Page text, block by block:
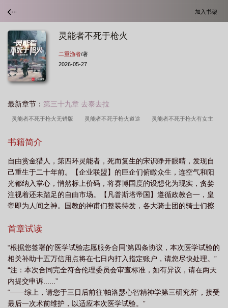
加入书架
灵能者不死于枪火
二重渔者/著
2026-05-27
最新章节： 第三十九章 去泰去拉
灵能者不死于枪火无错版 灵能者不死于枪火道途 灵能者不死于枪火有女主
重渔者 灵能者不死于枪火百度百科
枪火主角能力 灵能者不死于枪火免费 灵能者不死于枪火精校 灵能者不死于
枪火百度 灵能者不死于枪火免费阅读 灵能者不死于枪火六大道途 灵能者不
死于枪火完整阅读 灵能者不死于枪火TXT百度 灵能者不死于枪火女主 灵能
者不死于枪火起点 灵能者不死于枪火TXT免费 灵能者不死于枪火TXT版
书籍简介
自由赏金猎人，第四环灵能者，死而复生的宋识睁开眼睛，发现自
己重生于二十年前。【企业联盟】的巨企们俯瞰众生，连空气和阳
光都纳入掌心，悄然标上价码，将赛博国度的设想化为现实，贪婪
注视着还未踏足的自由市场。【凡普斯塔帝国】遵循政教合一，皇
帝即为人间之神。国教的神甫们整装待发，各大骑士团的骑士们擦
光。还有内部矛盾越发激烈的【泛东大陆联合体】、理想乌托邦
久，席卷整颗星球的战火不可避免。植入义体、灵能者与灵能道
途、空天母舰、巨构奇观、技术奇点、星坠、堕化网域......理想，困
惑，惊异，未来。这些都可以先放到一边。宋识愉快地作出决定。
第一步，恢复力量。第二步，依次去问候一遍，前世那一连串的仇
人名单吧。
首章试读
“根据您签署的‘医学试验志愿服务合同’第四条协议，本次医学试验的
相关补助十五万信用点将在七日内打入指定账户，请您尽快处理。”
“注：本次合同完全符合伦理委员会审查标准，如有异议，请在两天
内提交申诉......”
“——综上，请您于三日后前往‘帕洛瑟心智精神学第三研究所’，接受
最后一次术前维护，以适应本次医学试验。”